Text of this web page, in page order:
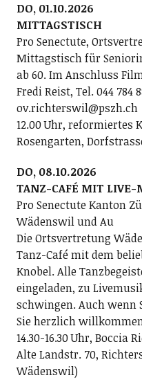
DO, 01.10.2026
MITTAGSTISCH
Pro Senectute,
Mittagstisch für
ab 60. Im Anschluss
Fredi Reist, Tel. 044 784
ov.richterswil@pszh.ch
12.00 Uhr, reformiertes
Rosengarten,
DO, 08.10.2026
TANZ-CAFÉ MIT LIVE-
Pro Senectute Kanton
Wädenswil und Au
Die Ortsvertretung
Tanz-Café mit dem
Knobel. Alle
eingeladen, zu
schwingen. Auch wenn
Sie herzlich
14.30-16.30 Uhr, Boccia
Alte Landstr. 70,
Wädenswil)